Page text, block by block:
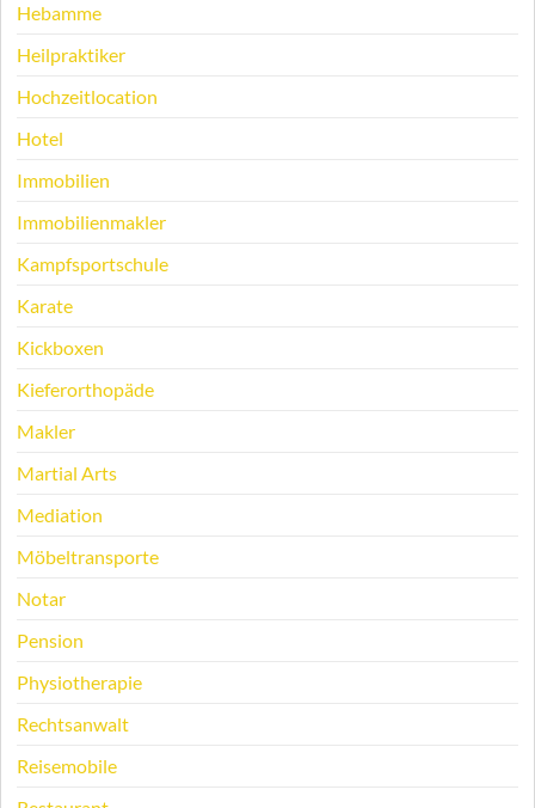
Hebamme
Heilpraktiker
Hochzeitlocation
Hotel
Immobilien
Immobilienmakler
Kampfsportschule
Karate
Kickboxen
Kieferorthopäde
Makler
Martial Arts
Mediation
Möbeltransporte
Notar
Pension
Physiotherapie
Rechtsanwalt
Reisemobile